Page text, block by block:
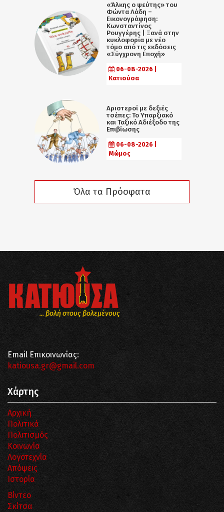
«Άλκης ο ψεύτης» του
Φώντα Λάδη –
Εικονογράφηση:
Κωνσταντίνος
Ρουγγέρης | Ξανά στην
κυκλοφορία με νέο
τόμο από τις εκδόσεις
«Σύγχρονη Εποχή»
06-08-2026 |
Κατιούσα
Αριστεροί με δεξιές
τσέπες: Το Υπαρξιακό
και Ταξικό Αδιέξοδο της
Επιβίωσης
06-08-2026 |
Μώμος
Όλα τα Πρόσφατα
... βολή στους βολεμένους
Email Επικοινωνίας:
katiousa.gr@gmail.com
Χάρτης
Αρχική
Πολιτικά
Πολιτισμός
Κοινωνία
Λογοτεχνία
Απόψεις
Ιστορία
Βίντεο
Σκίτσα